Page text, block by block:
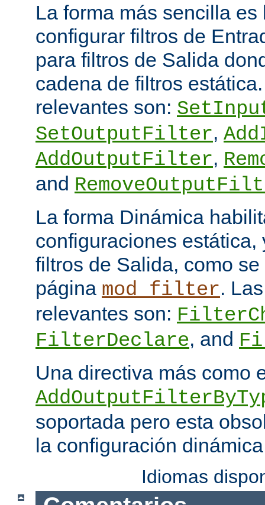
La forma más sencilla
configurar filtros de
para filtros de Salida
cadena de filtros
relevantes son:
SetOutputFilter,
AddOutputFilter,
and
La forma Dinámica
configuraciones
filtros de Salida, como
página mod_filter.
relevantes son:
FilterDeclare, and
Una directiva más como
soportada pero esta
la configuración
Idiomas